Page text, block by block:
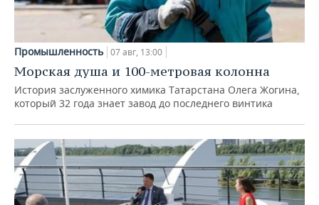
Промышленность 07 авг, 13:00
Морская душа и 100-метровая колонна
История заслуженного химика Татарстана Олега Жогина,
который 32 года знает завод до последнего винтика